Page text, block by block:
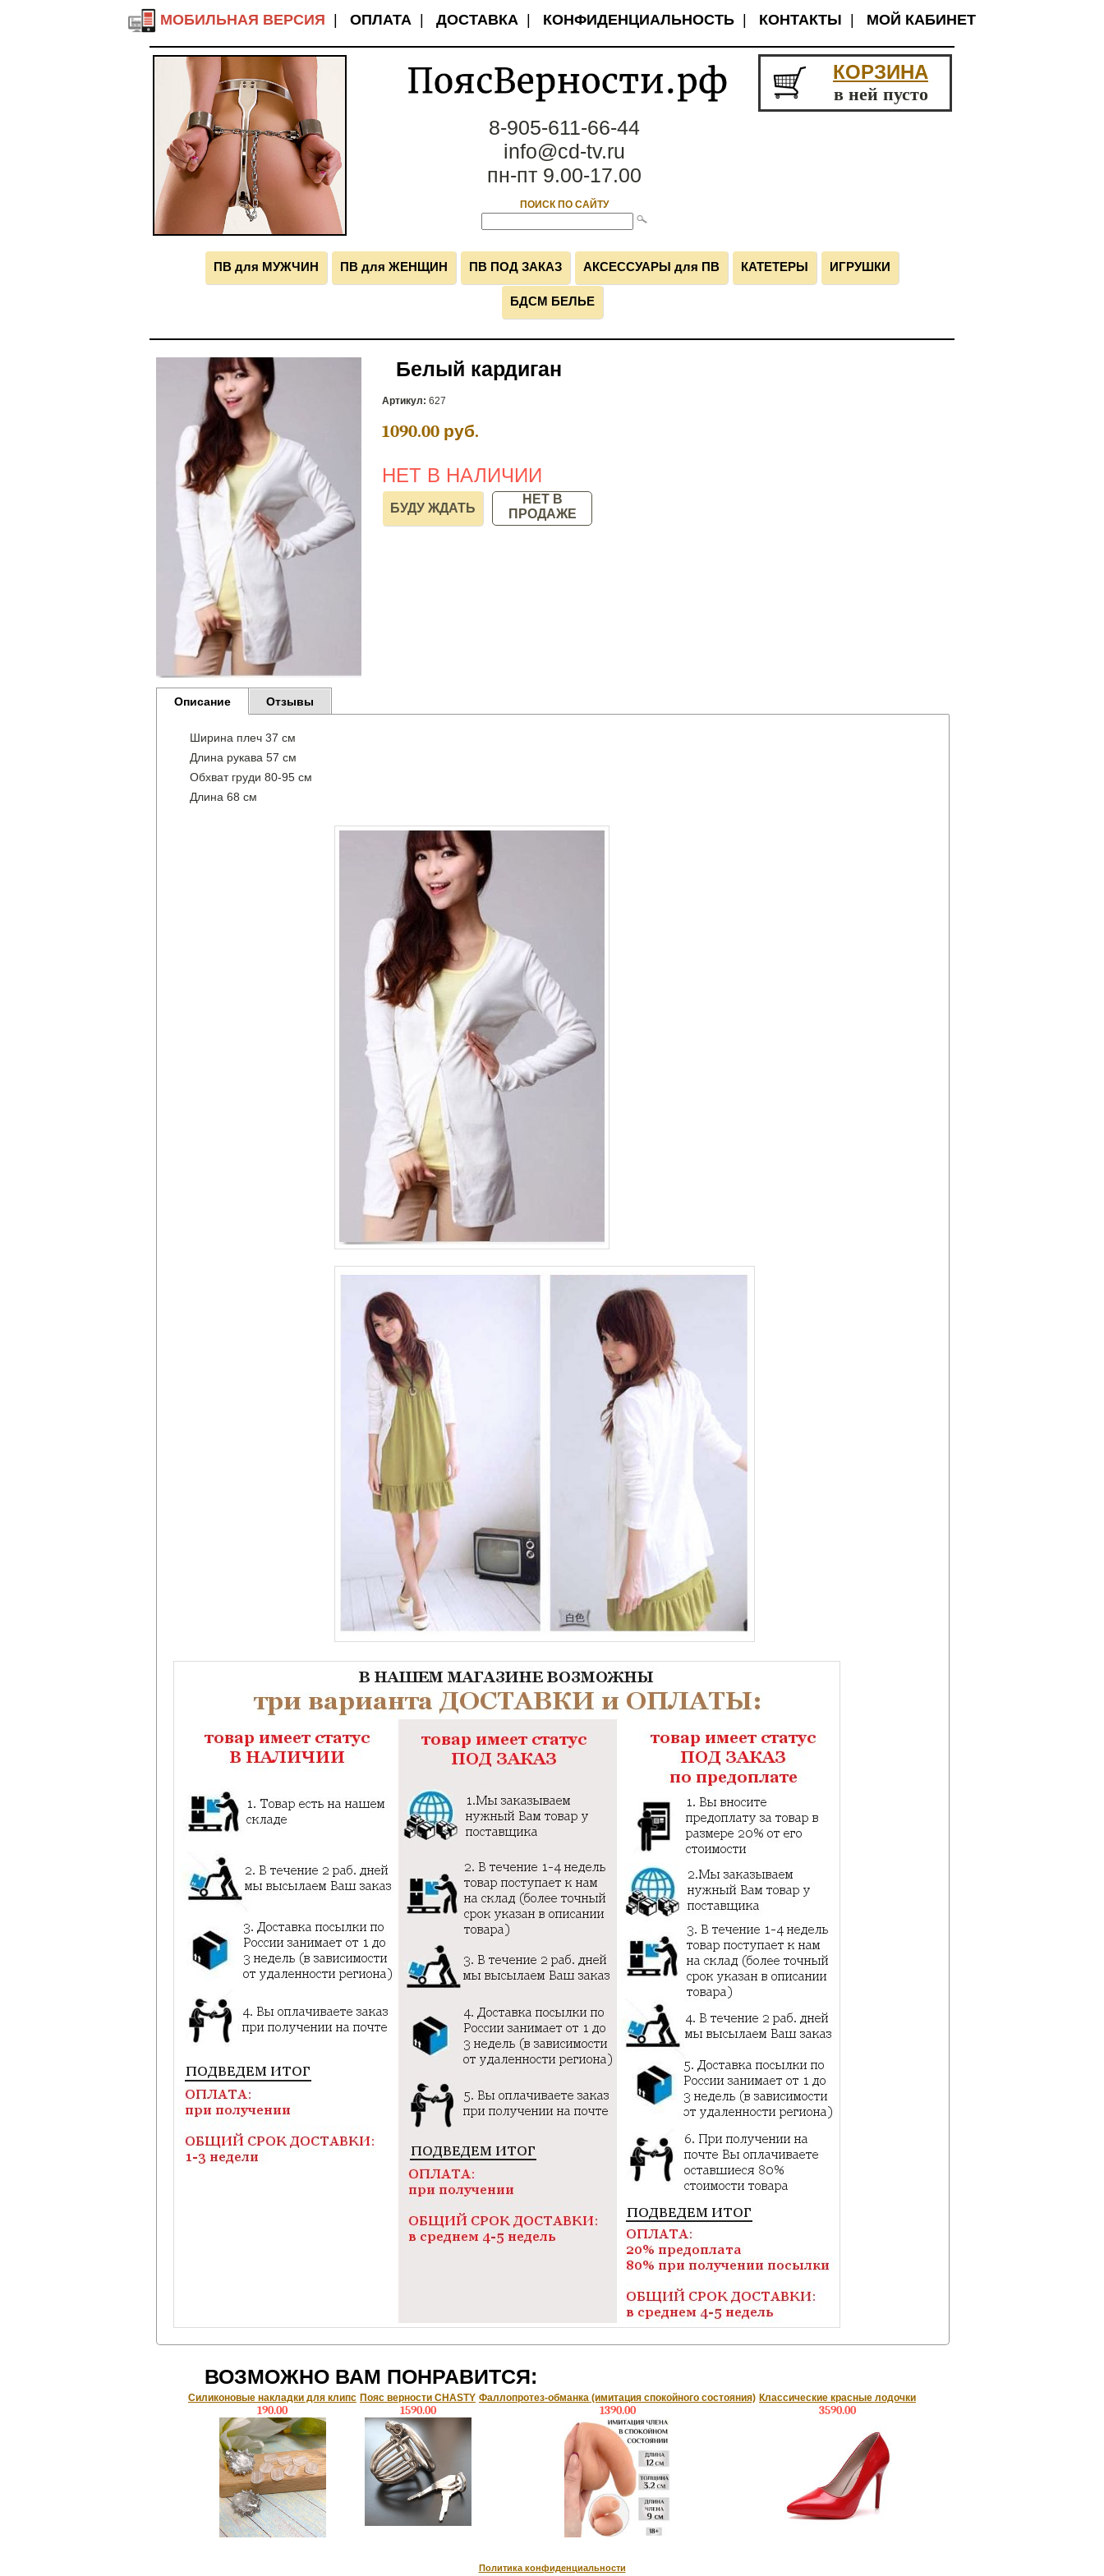
МОБИЛЬНАЯ ВЕРСИЯ |ОПЛАТА |ДОСТАВКА | КОНФИДЕНЦИАЛЬНОСТЬ | КОНТАКТЫ | МОЙ КАБИНЕТ
КОРЗИНА
в ней пусто
8-905-611-66-44
info@cd-tv.ru
пн-пт 9.00-17.00
ПОИСК ПО САЙТУ
ПВ для МУЖЧИН ПВ для ЖЕНЩИН ПВ ПОД ЗАКАЗ АКСЕССУАРЫ для ПВ КАТЕТЕРЫ ИГРУШКИ
БДСМ БЕЛЬЕ
Белый кардиган
Артикул: 627
1090.00 руб.
НЕТ В НАЛИЧИИ
НЕТ В
ПРОДАЖЕ
Описание Отзывы
Ширина плеч 37 см
Длина рукава 57 см
Обхват груди 80-95 см
Длина 68 см
ВОЗМОЖНО ВАМ ПОНРАВИТСЯ:
Силиконовые накладки для клипс
190.00
Пояс верности CHASTY
1590.00
Фаллопротез-обманка (имитация спокойного состояния)
1390.00
Классические красные лодочки
3590.00
Политика конфиденциальности